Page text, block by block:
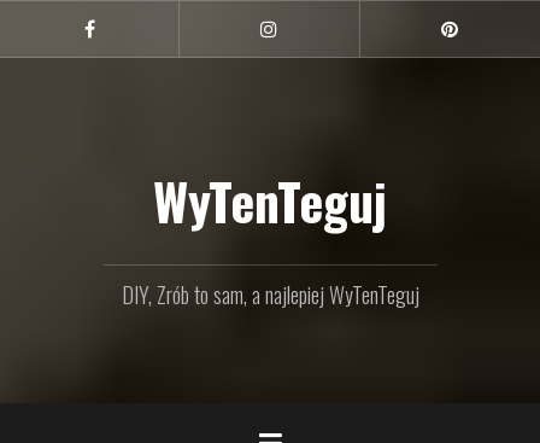
treści
Facebook
WyTenTeguj
DIY, Zrób to sam, a najlepiej WyTenTeguj